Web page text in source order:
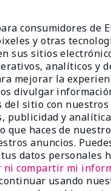
13 clientes
5
works
consumidores de
y otras
sus sitios
analíticos y
mejorar la
divulgar
del sitio con nuestros
publicidad y
que haces de
anuncios.
datos personales
ni compartir mi
usando